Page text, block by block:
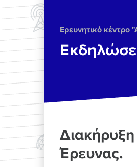
Ερευνητικό κέντρο
Έρευνας.